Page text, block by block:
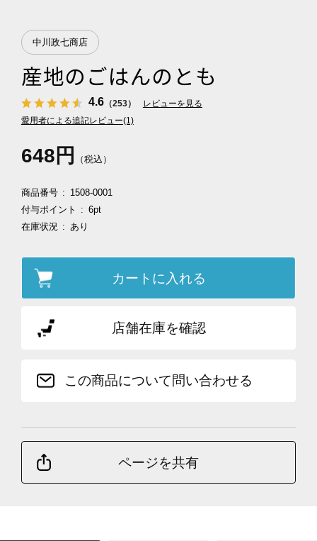
中川政七商店
産地のごはんのとも
4.6（253）
レビューを見る
愛用者による追記レビュー(1)
648円 （税込）
商品番号
1508-0001
付与ポイント
6pt
在庫状況
あり
カートに入れる
店舗在庫を確認
この商品について問い合わせる
ページを共有